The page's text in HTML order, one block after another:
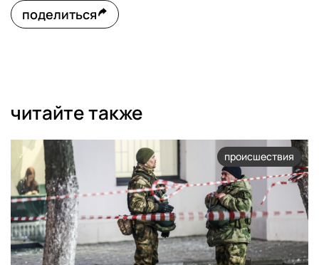
поделиться
читайте также
происшествия